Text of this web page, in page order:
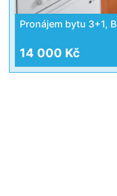
Pronájem bytu 3+1,
14 000 Kč